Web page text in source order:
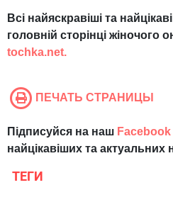
Всі найяскравіші та
головній сторінці жіночого
tochka.net.
ПЕЧАТЬ СТРАНИЦЫ
Підписуйся на наш Facebook
найцікавіших та актуальних
ТЕГИ